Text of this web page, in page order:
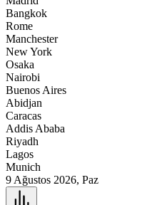
Bangkok
Rome
Manchester
New York
Osaka
Nairobi
Buenos Aires
Abidjan
Caracas
Addis Ababa
Riyadh
Lagos
Munich
9 Ağustos 2026, Paz